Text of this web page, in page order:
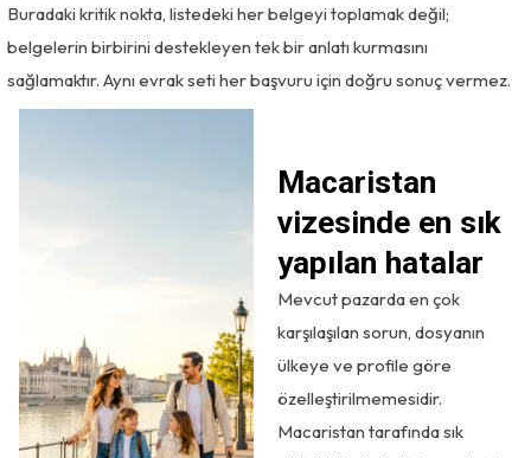
Buradaki kritik nokta, listedeki her belgeyi toplamak değil;
belgelerin birbirini destekleyen tek bir anlatı kurmasını
sağlamaktır. Aynı evrak seti her başvuru için doğru sonuç vermez.
Macaristan
vizesinde en sık
yapılan hatalar
Mevcut pazarda en çok
karşılaşılan sorun, dosyanın
ülkeye ve profile göre
özelleştirilmemesidir.
Macaristan tarafında sık